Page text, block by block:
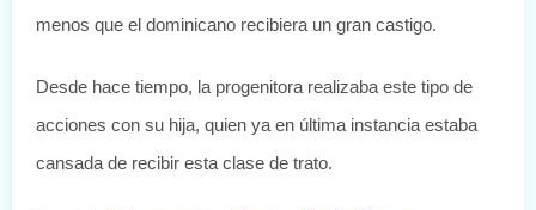
menos que el dominicano recibiera un gran castigo.
Desde hace tiempo, la progenitora realizaba este tipo de
acciones con su hija, quien ya en última instancia estaba
cansada de recibir esta clase de trato.